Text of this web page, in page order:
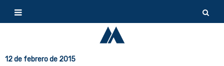
12 de febrero de 2015